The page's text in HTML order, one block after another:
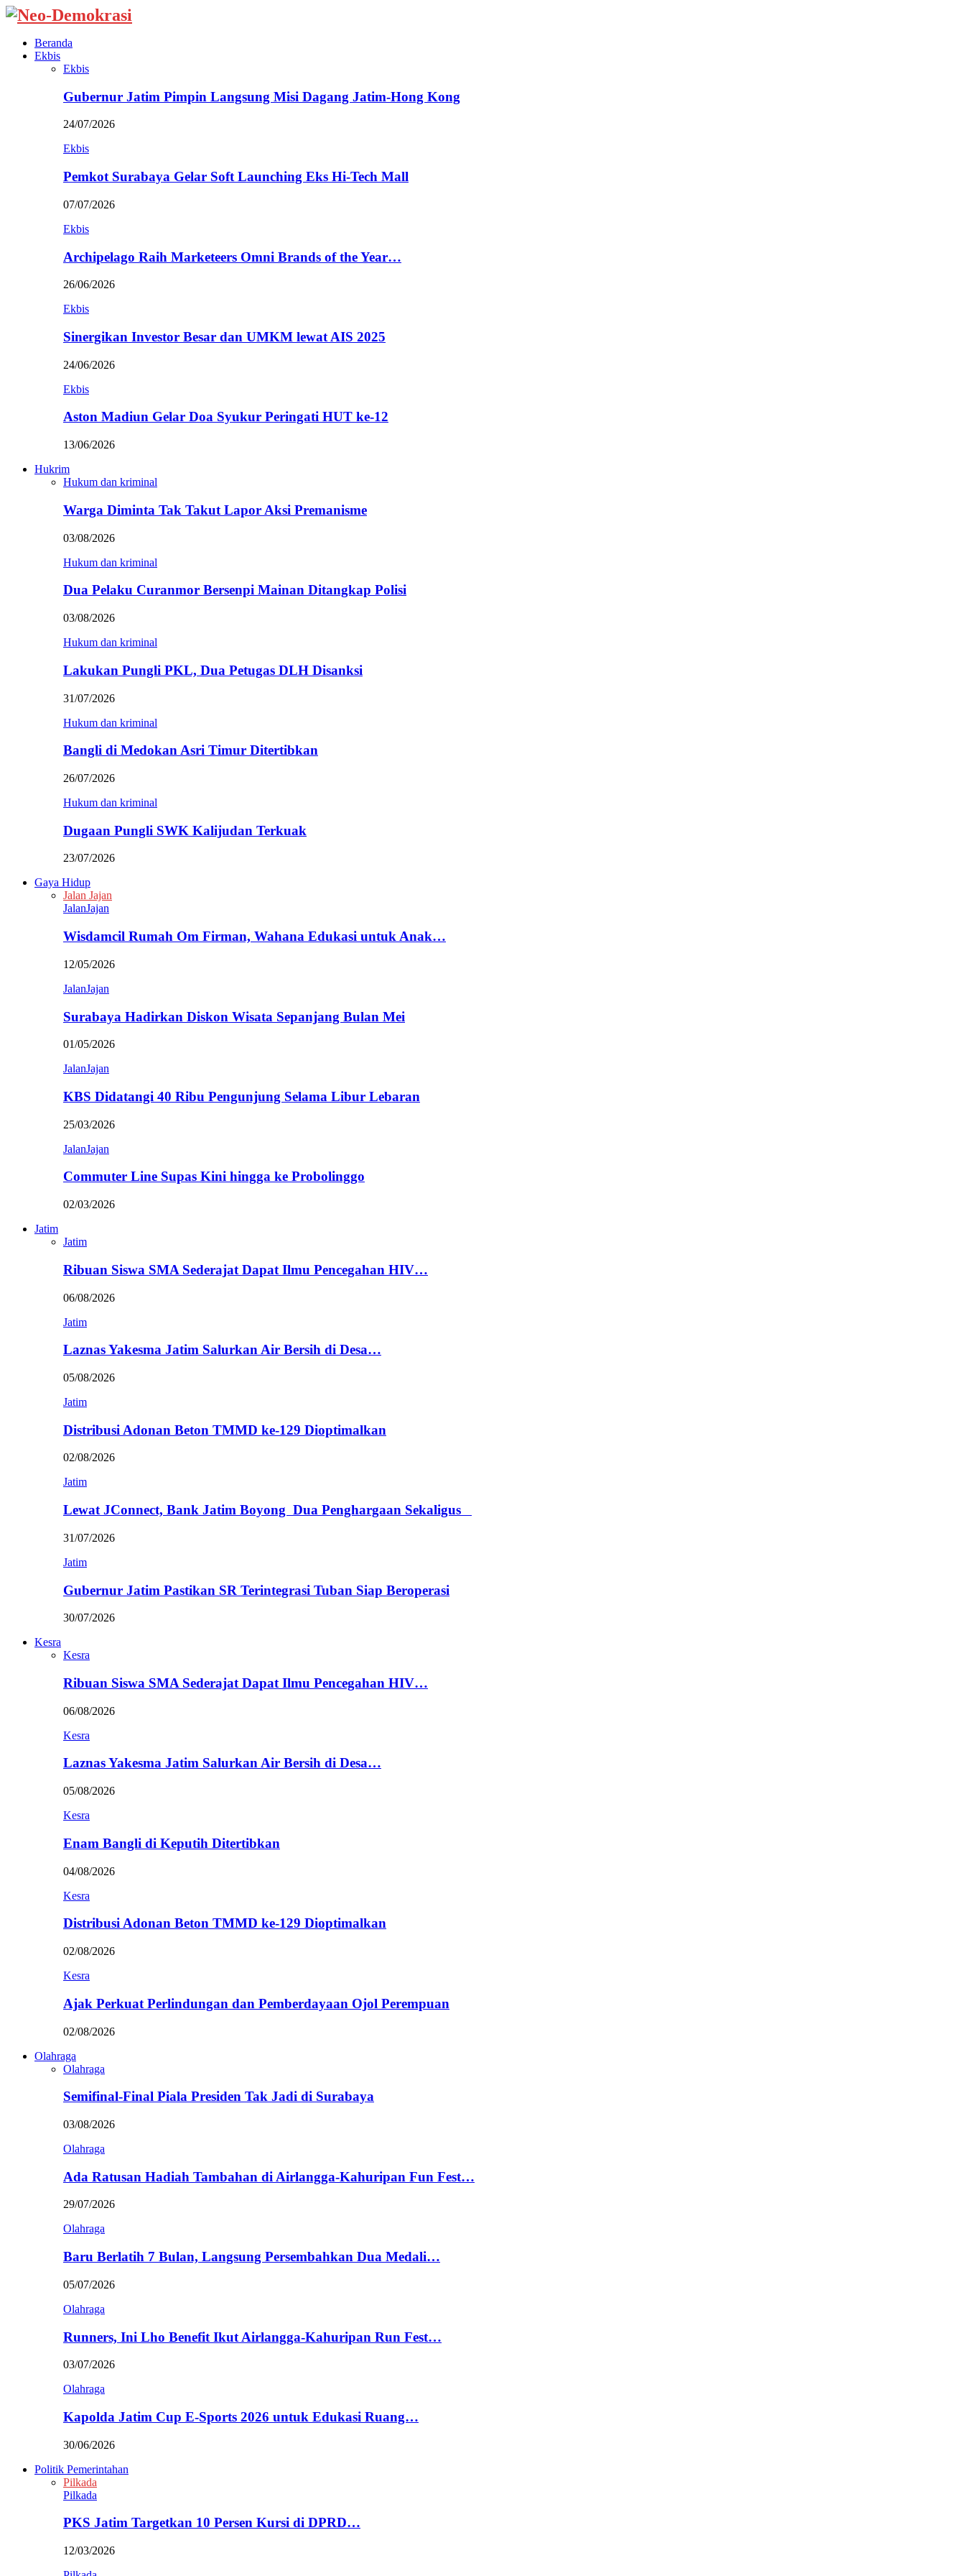
Beranda
Ekbis
Ekbis
Gubernur Jatim Pimpin Langsung Misi Dagang Jatim-Hong Kong
24/07/2026
Ekbis
Pemkot Surabaya Gelar Soft Launching Eks Hi-Tech Mall
07/07/2026
Ekbis
Archipelago Raih Marketeers Omni Brands of the Year…
26/06/2026
Ekbis
Sinergikan Investor Besar dan UMKM lewat AIS 2025
24/06/2026
Ekbis
Aston Madiun Gelar Doa Syukur Peringati HUT ke-12
13/06/2026
Hukrim
Hukum dan kriminal
Warga Diminta Tak Takut Lapor Aksi Premanisme
03/08/2026
Hukum dan kriminal
Dua Pelaku Curanmor Bersenpi Mainan Ditangkap Polisi
03/08/2026
Hukum dan kriminal
Lakukan Pungli PKL, Dua Petugas DLH Disanksi
31/07/2026
Hukum dan kriminal
Bangli di Medokan Asri Timur Ditertibkan
26/07/2026
Hukum dan kriminal
Dugaan Pungli SWK Kalijudan Terkuak
23/07/2026
Gaya Hidup
Jalan Jajan
JalanJajan
Wisdamcil Rumah Om Firman, Wahana Edukasi untuk Anak…
12/05/2026
JalanJajan
Surabaya Hadirkan Diskon Wisata Sepanjang Bulan Mei
01/05/2026
JalanJajan
KBS Didatangi 40 Ribu Pengunjung Selama Libur Lebaran
25/03/2026
JalanJajan
Commuter Line Supas Kini hingga ke Probolinggo
02/03/2026
Jatim
Jatim
Ribuan Siswa SMA Sederajat Dapat Ilmu Pencegahan HIV…
06/08/2026
Jatim
Laznas Yakesma Jatim Salurkan Air Bersih di Desa…
05/08/2026
Jatim
Distribusi Adonan Beton TMMD ke-129 Dioptimalkan
02/08/2026
Jatim
Lewat JConnect, Bank Jatim Boyong Dua Penghargaan Sekaligus
31/07/2026
Jatim
Gubernur Jatim Pastikan SR Terintegrasi Tuban Siap Beroperasi
30/07/2026
Kesra
Kesra
Ribuan Siswa SMA Sederajat Dapat Ilmu Pencegahan HIV…
06/08/2026
Kesra
Laznas Yakesma Jatim Salurkan Air Bersih di Desa…
05/08/2026
Kesra
Enam Bangli di Keputih Ditertibkan
04/08/2026
Kesra
Distribusi Adonan Beton TMMD ke-129 Dioptimalkan
02/08/2026
Kesra
Ajak Perkuat Perlindungan dan Pemberdayaan Ojol Perempuan
02/08/2026
Olahraga
Olahraga
Semifinal-Final Piala Presiden Tak Jadi di Surabaya
03/08/2026
Olahraga
Ada Ratusan Hadiah Tambahan di Airlangga-Kahuripan Fun Fest…
29/07/2026
Olahraga
Baru Berlatih 7 Bulan, Langsung Persembahkan Dua Medali…
05/07/2026
Olahraga
Runners, Ini Lho Benefit Ikut Airlangga-Kahuripan Run Fest…
03/07/2026
Olahraga
Kapolda Jatim Cup E-Sports 2026 untuk Edukasi Ruang…
30/06/2026
Politik Pemerintahan
Pilkada
Pilkada
PKS Jatim Targetkan 10 Persen Kursi di DPRD…
12/03/2026